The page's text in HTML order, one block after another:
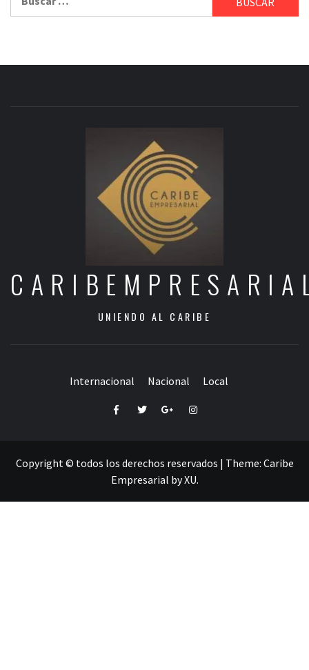
UNIENDO AL CARIBE
Internacional Nacional Local
FacebookTwitterGoogle+Instagram
Copyright © todos los derechos reservados | Theme: Caribe
Empresarial byXU.